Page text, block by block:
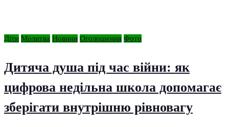
Діти Молитва Новини Оголошення Фото
Дитяча душа під час війни: як
цифрова недільна школа допомагає
зберігати внутрішню рівновагу